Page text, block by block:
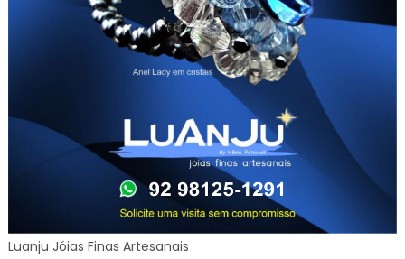
Luanju Jóias Finas Artesanais